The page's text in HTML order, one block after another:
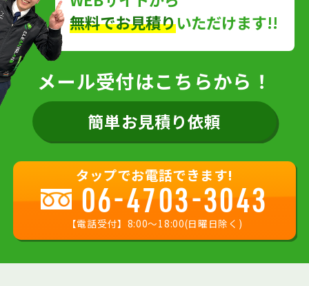
無料でお見積りいただけます!!
メール受付はこちらから！
簡単お見積り依頼
タップでお電話できます!
06-4703-3043
【電話受付】8:00〜18:00(日曜日除く)